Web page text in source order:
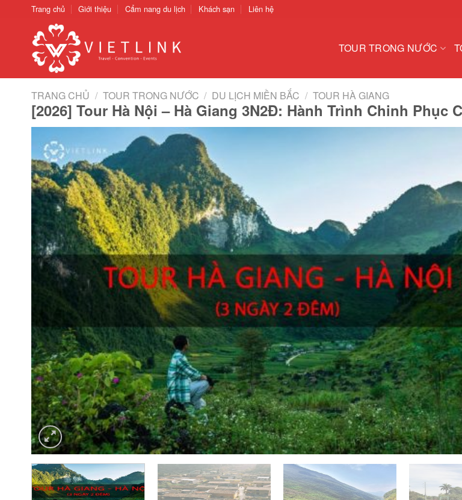
ChuyểnTrang chủ Giới thiệu Cẩm nang du lịch Khách sạn Liên hệ
TOUR TRONG NƯỚC
TRANG CHỦ / TOUR TRONG NƯỚC / DU LỊCH MIỀN BẮC / TOUR HÀ GIANG
[2026] Tour Hà Nội – Hà Giang 3N2Đ: Hành Trình Chinh Phục